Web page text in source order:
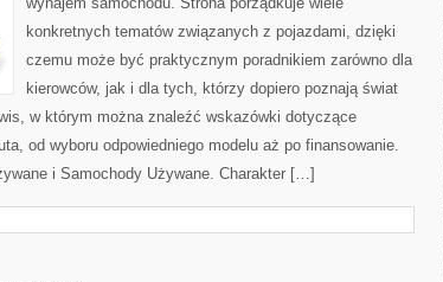
konkretnych tematów związanych z pojazdami, dzięki
czemu może być praktycznym poradnikiem zarówno dla
kierowców, jak i dla tych, którzy dopiero poznają świat
w którym można znaleźć wskazówki dotyczące
od wyboru odpowiedniego modelu aż po finansowanie.
i Samochody Używane. Charakter […]